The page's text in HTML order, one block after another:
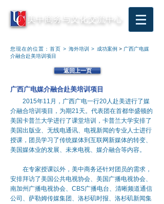
您现在的位置： 首页 > 海外培训 > 成功案例 > 广西广电媒
介融合赴美培训项目
返回上一页
2015年11 月，广西广电一行20人赴美进行了媒
介融合培训项目，为期21天。代表团在首都华盛顿的
美国卡普兰大学进行了课堂培训，卡普兰大学安排了
美国出版业、无线电通讯、电视新闻的专业人士进行
授课，团员学习了传统媒体到互联网新媒体的转变、
美国媒体业的发展、未来电视、媒介融合等内容。
在专家授课以外，美中商务还针对团员的需求，
安排拜访了美国公共电视协会、美国广播电视协会、
南加州广播电视协会、 CBS广播电台、清晰频道通信
公司、萨勒姆传媒集团、洛杉矶时报、洛杉矶新闻集
广西广电媒介融合赴美培训项目
美中商务与文化交流中心